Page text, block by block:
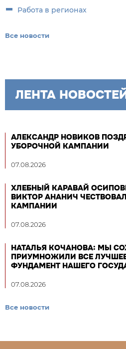
Работа в регионах
Все новости
ЛЕНТА
АЛЕКСАНДР НОВИКОВ
УБОРОЧНОЙ КАМПАНИИ
07.08.2026
ХЛЕБНЫЙ КАРАВАЙ
ВИКТОР АНАНИЧ
КАМПАНИИ
07.08.2026
НАТАЛЬЯ КОЧАНОВА: МЫ
ПРИУМНОЖИЛИ ВСЕ
ФУНДАМЕНТ НАШЕГО
07.08.2026
Все новости